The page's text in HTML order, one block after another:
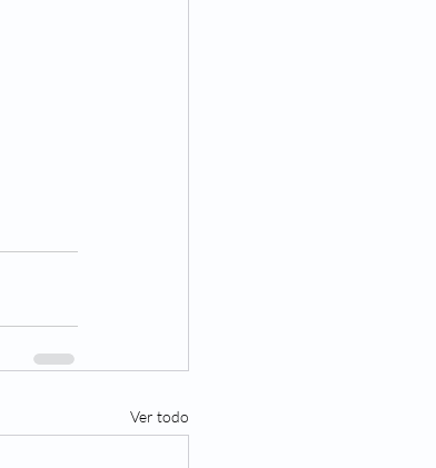
Ver todo